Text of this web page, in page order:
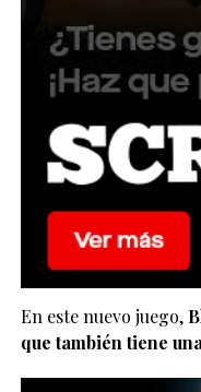
En este nuevo juego,
que también tiene